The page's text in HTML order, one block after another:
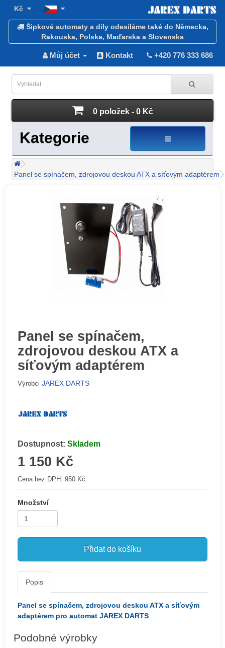
Kč
Šipkové automaty a díly odesíláme také do Německa,
Rakouska, Polska, Maďarska a Slovenska
Můj účet Kontakt +420 776 333 686
0 položek - 0 Kč
Kategorie
Panel se spínačem, zdrojovou deskou ATX a síťovým adaptérem
Panel se spínačem,
zdrojovou deskou ATX a
síťovým adaptérem
Výrobci JAREX DARTS
Dostupnost: Skladem
1 150 Kč
Cena bez DPH: 950 Kč
Množství
Přidat do košíku
Popis
Panel se spínačem, zdrojovou deskou ATX a síťovým
adaptérem pro automat JAREX DARTS
Podobné výrobky